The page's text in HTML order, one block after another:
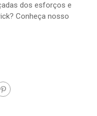
dos esforços e
Conheça nosso